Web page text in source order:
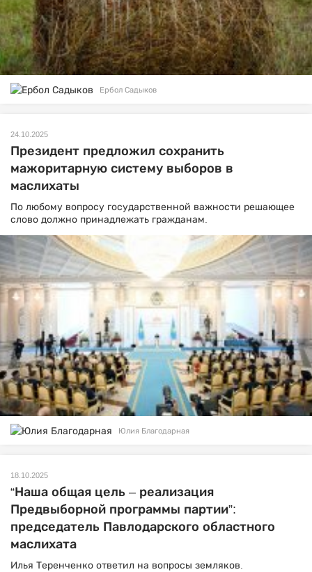
Ербол Садыков
24.10.2025
Президент предложил сохранить
мажоритарную систему выборов в
маслихаты
По любому вопросу государственной важности решающее
слово должно принадлежать гражданам.
Юлия Благодарная
18.10.2025
“Наша общая цель – реализация
Предвыборной программы партии”:
председатель Павлодарского областного
маслихата
Илья Теренченко ответил на вопросы земляков.